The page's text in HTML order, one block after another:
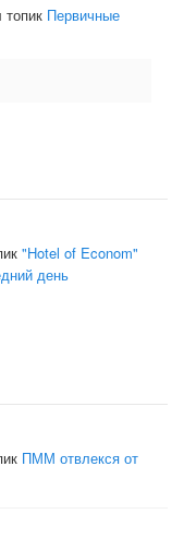
топик Первичные
"Hotel of Econom"
день
ПММ отвлекся от